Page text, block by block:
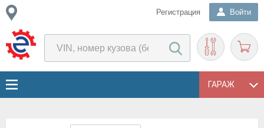
Регистрация Войти
ГАРАЖ